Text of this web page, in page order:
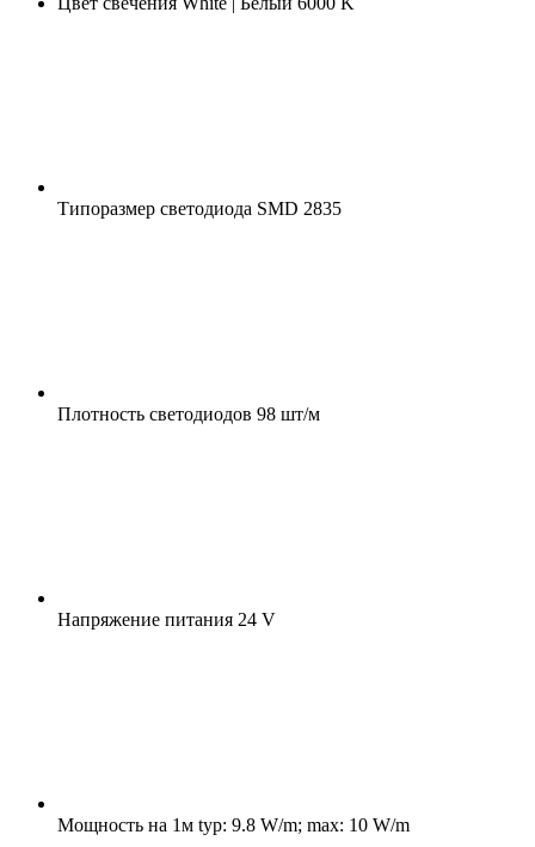
Типоразмер светодиода SMD 2835
Плотность светодиодов 98 шт/м
Напряжение питания 24 V
Мощность на 1м typ: 9.8 W/m; max: 10 W/m